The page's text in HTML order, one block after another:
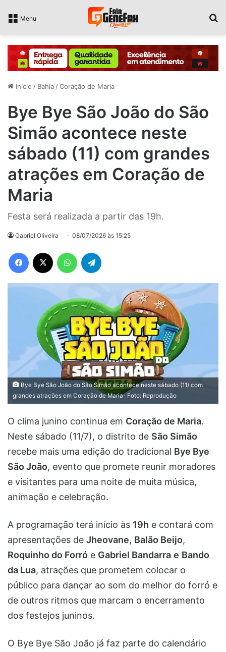
Menu
Início / Bahia /Coração de Maria
Bye Bye São João do São
Simão acontece neste
sábado (11) com grandes
atrações em Coração de
Maria
Festa será realizada a partir das 19h.
Gabriel Oliveira 08/07/2026 às 15:25
Facebook WhatsApp
Bye Bye São João do São Simão acontece neste sábado (11) com
grandes atrações em Coração de Maria- Foto: Reprodução
O clima junino continua em Coração de Maria.
Neste sábado (11/7), o distrito de São Simão
recebe mais uma edição do tradicional Bye Bye
São João, evento que promete reunir moradores
e visitantes para uma noite de muita música,
animação e celebração.
A programação terá início às 19h e contará com
apresentações de Jheovane, Balão Beijo,
Roquinho do Forró e Gabriel Bandarra e Bando
da Lua, atrações que prometem colocar o
público para dançar ao som do melhor do forró e
de outros ritmos que marcam o encerramento
dos festejos juninos.
O Bye Bye São João já faz parte do calendário